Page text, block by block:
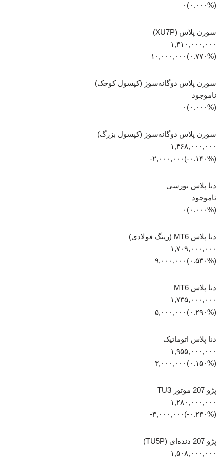
(۰.۰۰۰%)۰
سورن پلاس (XU7P)
۱,۳۱۰,۰۰۰,۰۰۰
(‎۰.۷۷۰%‏)‎۱۰,۰۰۰,۰۰۰‏
سورن پلاس دوگانه‌سوز (کپسول کوچک)
ناموجود
(۰.۰۰۰%)۰
سورن پلاس دوگانه‌سوز (کپسول بزرگ)
۱,۴۶۸,۰۰۰,۰۰۰
(‎-۰.۱۴۰%‏)‎-۲,۰۰۰,۰۰۰‏
دنا پلاس بورسی
ناموجود
(۰.۰۰۰%)۰
دنا پلاس MT6 (رینگ فولادی)
۱,۷۰۹,۰۰۰,۰۰۰
(‎۰.۵۳۰%‏)‎۹,۰۰۰,۰۰۰‏
دنا پلاس MT6
۱,۷۳۵,۰۰۰,۰۰۰
(‎۰.۲۹۰%‏)‎۵,۰۰۰,۰۰۰‏
دنا پلاس اتوماتیک
۱,۹۵۵,۰۰۰,۰۰۰
(‎۰.۱۵۰%‏)‎۳,۰۰۰,۰۰۰‏
پژو 207 موتور TU3
۱,۲۸۰,۰۰۰,۰۰۰
(‎-۰.۲۳۰%‏)‎-۳,۰۰۰,۰۰۰‏
پژو 207 دنده‌ای (TU5P)
۱,۵۰۸,۰۰۰,۰۰۰